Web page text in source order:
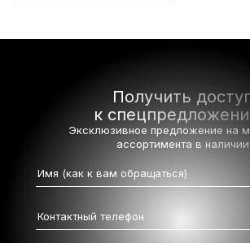
Получить
к
Эксклюзивное предложение на
ассортимента в наличии